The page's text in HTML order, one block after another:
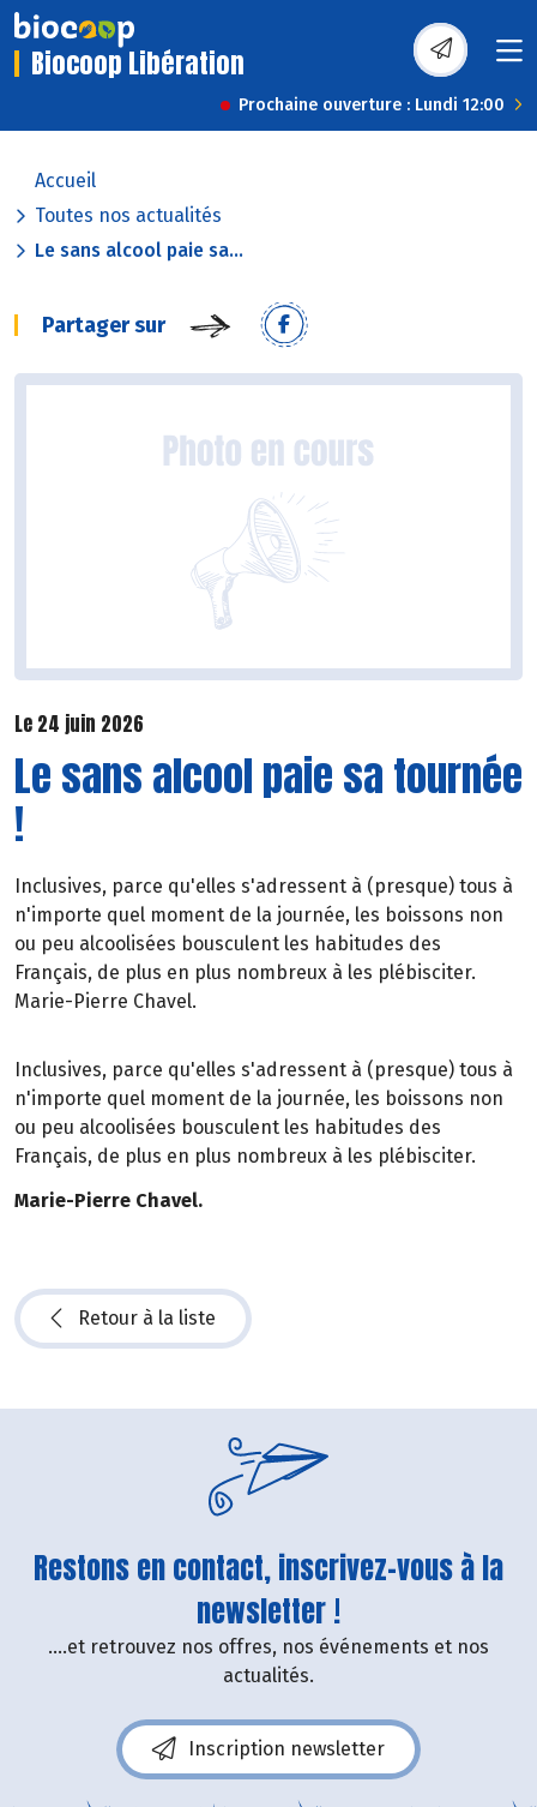
Biocoop Libération
Prochaine ouverture : Lundi 12:00
Accueil
Toutes nos actualités
Le sans alcool paie sa...
Partager sur
Le 24 juin 2026
Le sans alcool paie sa tournée
!
Inclusives, parce qu'elles s'adressent à (presque) tous à
n'importe quel moment de la journée, les boissons non
ou peu alcoolisées bousculent les habitudes des
Français, de plus en plus nombreux à les plébisciter.
Marie-Pierre Chavel.
Inclusives, parce qu'elles s'adressent à (presque) tous à
n'importe quel moment de la journée, les boissons non
ou peu alcoolisées bousculent les habitudes des
Français, de plus en plus nombreux à les plébisciter.
Marie-Pierre Chavel.
Retour à la liste
Restons en contact, inscrivez-vous à la
newsletter !
....et retrouvez nos offres, nos événements et nos
actualités.
Inscription newsletter